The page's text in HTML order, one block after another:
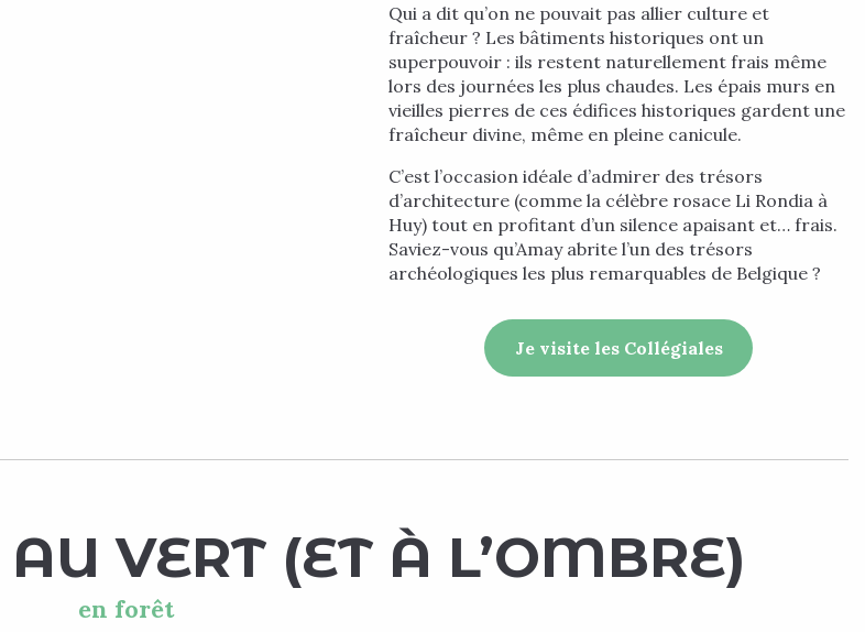
Qui a dit qu’on ne pouvait pas allier culture et
fraîcheur ? Les bâtiments historiques ont un
superpouvoir : ils restent naturellement frais même
lors des journées les plus chaudes. Les épais murs en
vieilles pierres de ces édifices historiques gardent une
fraîcheur divine, même en pleine canicule.
C’est l’occasion idéale d’admirer des trésors
d’architecture (comme la célèbre rosace Li Rondia à
Huy) tout en profitant d’un silence apaisant et… frais.
Saviez-vous qu’Amay abrite l’un des trésors
archéologiques les plus remarquables de Belgique ?
Je visite les Collégiales
VERT (ET À L’OMBRE)
en forêt